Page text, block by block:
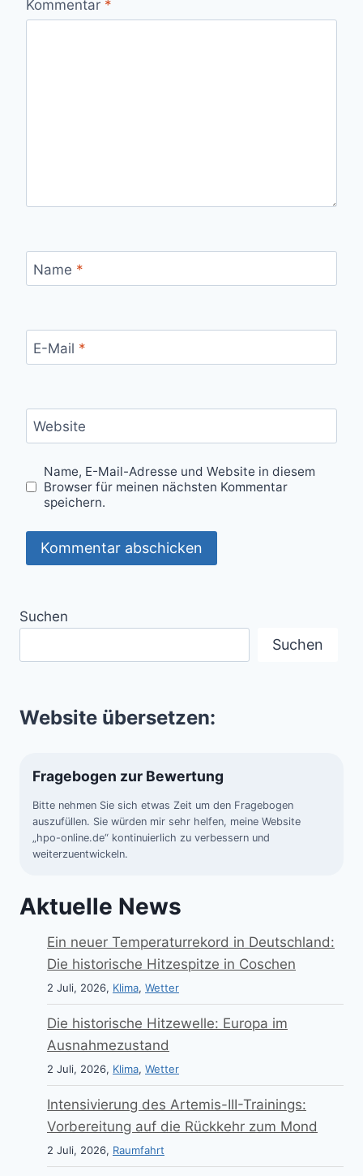
Kommentar *
Name *
E-Mail *
Website
Name, E-Mail-Adresse und Website in diesem
Browser für meinen nächsten Kommentar
speichern.
Suchen
Suchen
Website übersetzen:
Fragebogen zur Bewertung
Bitte nehmen Sie sich etwas Zeit um den Fragebogen
auszufüllen. Sie würden mir sehr helfen, meine Website
„hpo-online.de“ kontinuierlich zu verbessern und
weiterzuentwickeln.
Aktuelle News
Ein neuer Temperaturrekord in Deutschland:
Die historische Hitzespitze in Coschen
2 Juli, 2026, Klima, Wetter
Die historische Hitzewelle: Europa im
Ausnahmezustand
2 Juli, 2026, Klima, Wetter
Intensivierung des Artemis-III-Trainings:
Vorbereitung auf die Rückkehr zum Mond
2 Juli, 2026, Raumfahrt